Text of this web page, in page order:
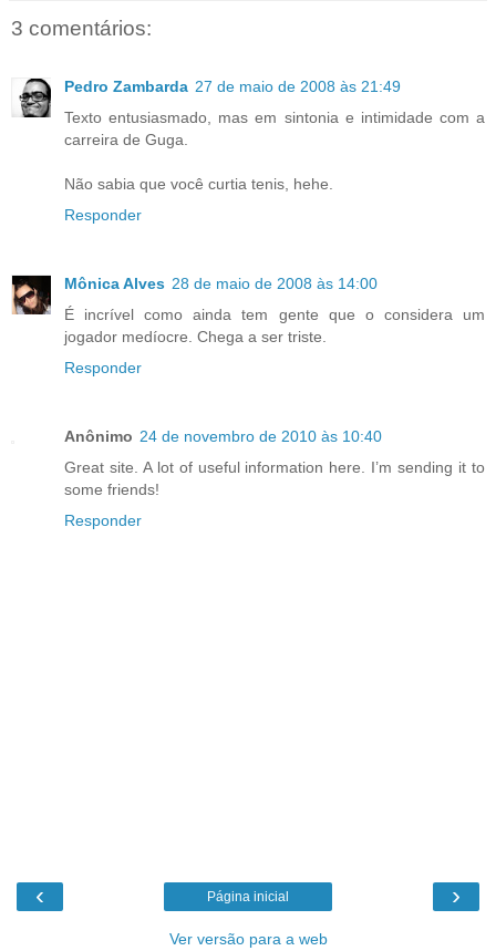
3 comentários:
Pedro Zambarda 27 de maio de 2008 às 21:49
Texto entusiasmado, mas em sintonia e intimidade com a
carreira de Guga.
Não sabia que você curtia tenis, hehe.
Responder
Mônica Alves 28 de maio de 2008 às 14:00
É incrível como ainda tem gente que o considera um
jogador medíocre. Chega a ser triste.
Responder
Anônimo 24 de novembro de 2010 às 10:40
Great site. A lot of useful information here. I’m sending it to
some friends!
Responder
‹ ›
Página inicial
Ver versão para a web